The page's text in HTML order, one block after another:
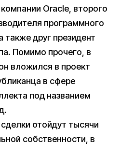
Oracle, второго
программного
друг президент
Помимо прочего, в
вложился в проект
в сфере
под названием
отойдут тысячи
собственности, в